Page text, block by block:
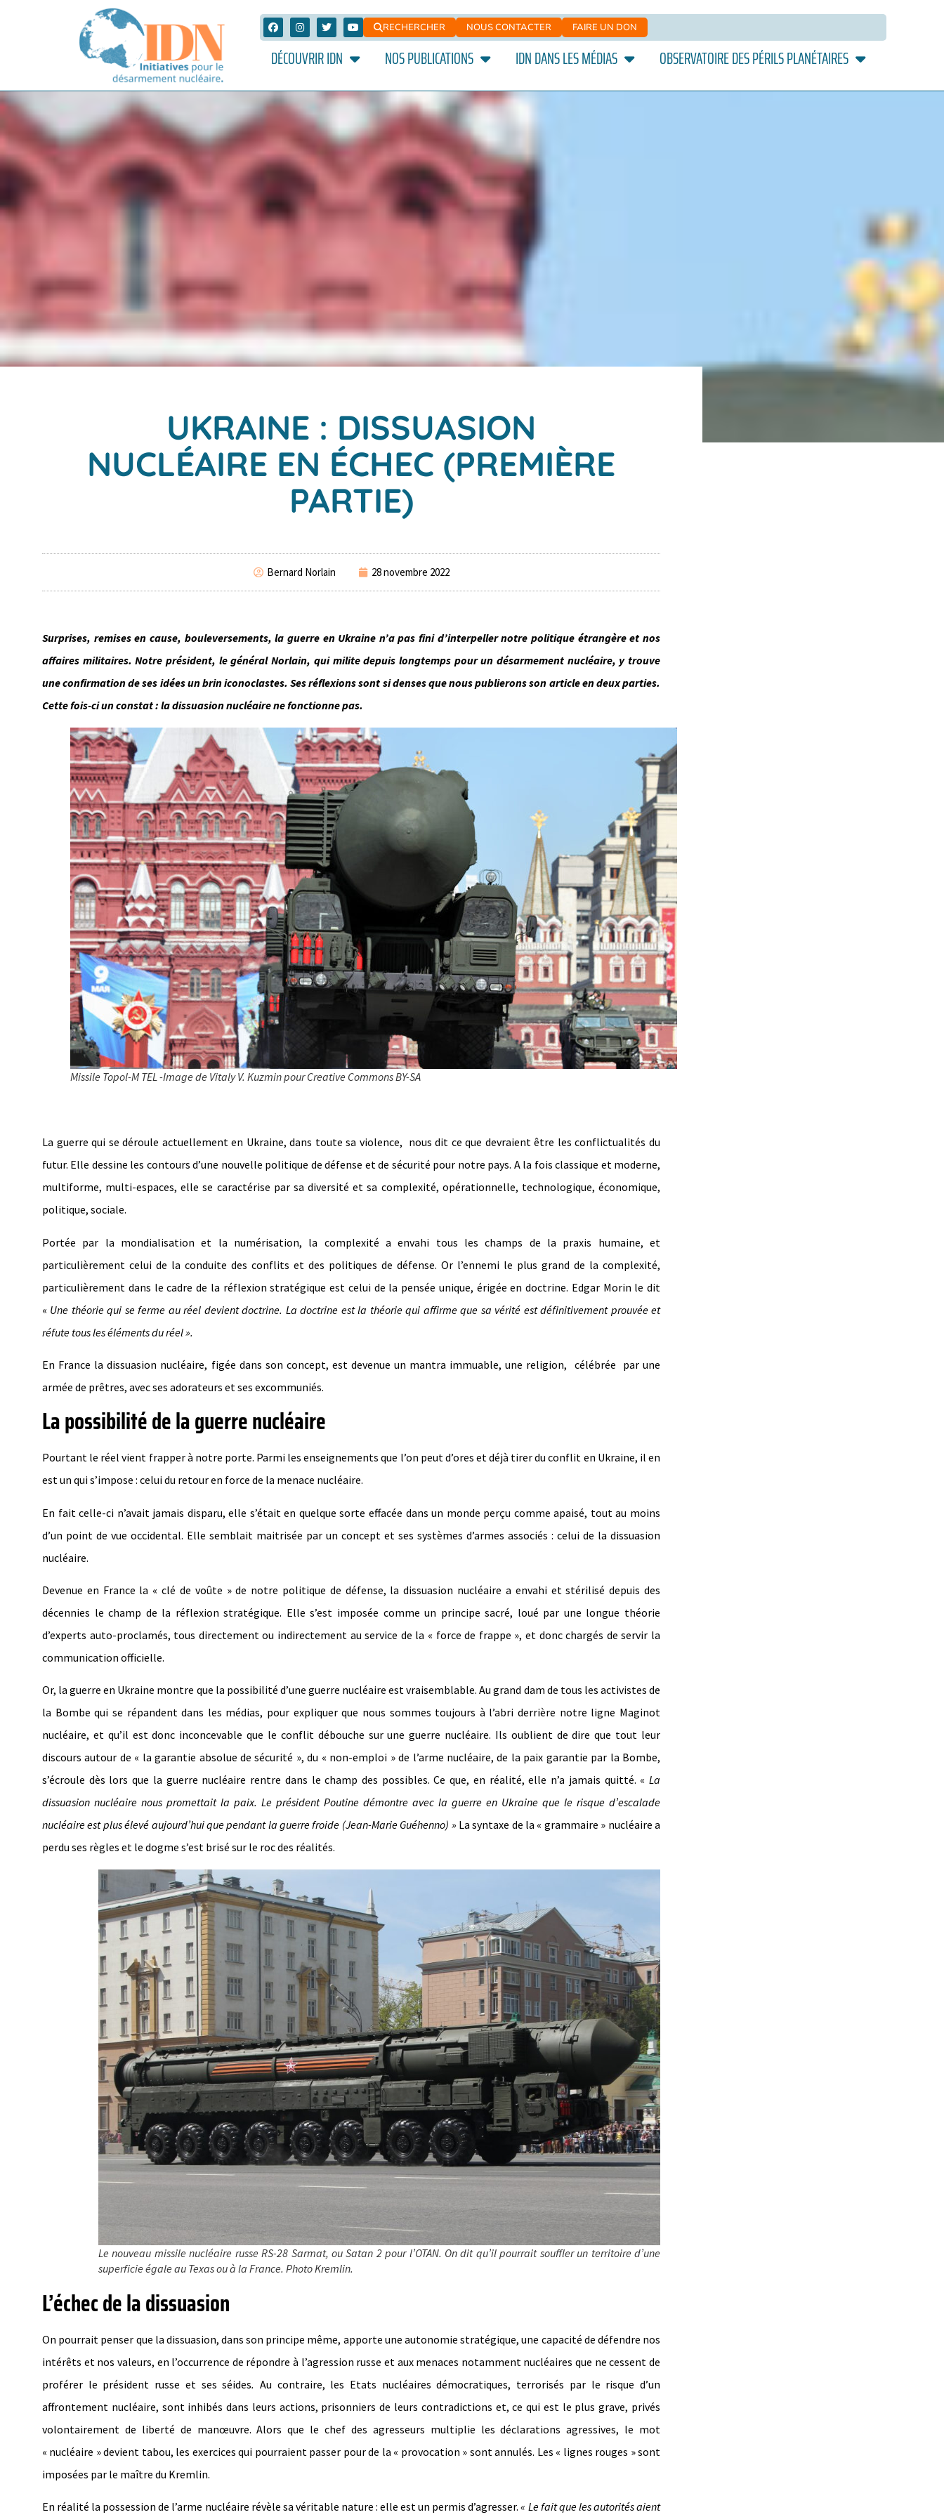
RECHERCHER NOUS CONTACTER FAIRE UN DON
DÉCOUVRIR IDN NOS PUBLICATIONS IDN DANS LES MÉDIAS OBSERVATOIRE DES PÉRILS PLANÉTAIRES
UKRAINE : DISSUASION
NUCLÉAIRE EN ÉCHEC (PREMIÈRE
PARTIE)
Bernard Norlain 28 novembre 2022
Surprises, remises en cause, bouleversements, la guerre en Ukraine n’a pas fini d’interpeller notre politique étrangère et nos
affaires militaires. Notre président, le général Norlain, qui milite depuis longtemps pour un désarmement nucléaire, y trouve
une confirmation de ses idées un brin iconoclastes. Ses réflexions sont si denses que nous publierons son article en deux parties.
Cette fois-ci un constat : la dissuasion nucléaire ne fonctionne pas.
Missile Topol-M TEL -Image de Vitaly V. Kuzmin pour Creative Commons BY-SA
La guerre qui se déroule actuellement en Ukraine, dans toute sa violence, nous dit ce que devraient être les conflictualités du
futur. Elle dessine les contours d’une nouvelle politique de défense et de sécurité pour notre pays. A la fois classique et moderne,
multiforme, multi-espaces, elle se caractérise par sa diversité et sa complexité, opérationnelle, technologique, économique,
politique, sociale.
Portée par la mondialisation et la numérisation, la complexité a envahi tous les champs de la praxis humaine, et
particulièrement celui de la conduite des conflits et des politiques de défense. Or l’ennemi le plus grand de la complexité,
particulièrement dans le cadre de la réflexion stratégique est celui de la pensée unique, érigée en doctrine. Edgar Morin le dit
« Une théorie qui se ferme au réel devient doctrine. La doctrine est la théorie qui affirme que sa vérité est définitivement prouvée et
réfute tous les éléments du réel ».
En France la dissuasion nucléaire, figée dans son concept, est devenue un mantra immuable, une religion, célébrée par une
armée de prêtres, avec ses adorateurs et ses excommuniés.
La possibilité de la guerre nucléaire
Pourtant le réel vient frapper à notre porte. Parmi les enseignements que l’on peut d’ores et déjà tirer du conflit en Ukraine, il en
est un qui s’impose : celui du retour en force de la menace nucléaire.
En fait celle-ci n’avait jamais disparu, elle s’était en quelque sorte effacée dans un monde perçu comme apaisé, tout au moins
d’un point de vue occidental. Elle semblait maitrisée par un concept et ses systèmes d’armes associés : celui de la dissuasion
nucléaire.
Devenue en France la « clé de voûte » de notre politique de défense, la dissuasion nucléaire a envahi et stérilisé depuis des
décennies le champ de la réflexion stratégique. Elle s’est imposée comme un principe sacré, loué par une longue théorie
d’experts auto-proclamés, tous directement ou indirectement au service de la « force de frappe », et donc chargés de servir la
communication officielle.
Or, la guerre en Ukraine montre que la possibilité d’une guerre nucléaire est vraisemblable. Au grand dam de tous les activistes de
la Bombe qui se répandent dans les médias, pour expliquer que nous sommes toujours à l’abri derrière notre ligne Maginot
nucléaire, et qu’il est donc inconcevable que le conflit débouche sur une guerre nucléaire. Ils oublient de dire que tout leur
discours autour de « la garantie absolue de sécurité », du « non-emploi » de l’arme nucléaire, de la paix garantie par la Bombe,
s’écroule dès lors que la guerre nucléaire rentre dans le champ des possibles. Ce que, en réalité, elle n’a jamais quitté. « La
dissuasion nucléaire nous promettait la paix. Le président Poutine démontre avec la guerre en Ukraine que le risque d’escalade
nucléaire est plus élevé aujourd’hui que pendant la guerre froide (Jean-Marie Guéhenno) » La syntaxe de la « grammaire » nucléaire a
perdu ses règles et le dogme s’est brisé sur le roc des réalités.
Le nouveau missile nucléaire russe RS-28 Sarmat, ou Satan 2 pour l’OTAN. On dit qu’il pourrait souffler un territoire d’une
superficie égale au Texas ou à la France. Photo Kremlin.
L’échec de la dissuasion
On pourrait penser que la dissuasion, dans son principe même, apporte une autonomie stratégique, une capacité de défendre nos
intérêts et nos valeurs, en l’occurrence de répondre à l’agression russe et aux menaces notamment nucléaires que ne cessent de
proférer le président russe et ses séides. Au contraire, les Etats nucléaires démocratiques, terrorisés par le risque d’un
affrontement nucléaire, sont inhibés dans leurs actions, prisonniers de leurs contradictions et, ce qui est le plus grave, privés
volontairement de liberté de manœuvre. Alors que le chef des agresseurs multiplie les déclarations agressives, le mot
« nucléaire » devient tabou, les exercices qui pourraient passer pour de la « provocation » sont annulés. Les « lignes rouges » sont
imposées par le maître du Kremlin.
En réalité la possession de l’arme nucléaire révèle sa véritable nature : elle est un permis d’agresser.« Le fait que les autorités aient